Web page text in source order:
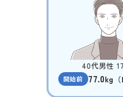
40代男性
開始前 77.0kg（